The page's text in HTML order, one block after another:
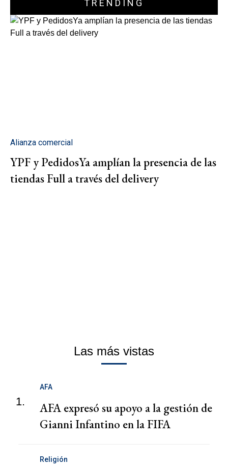
TRENDING
Alianza comercial
YPF y PedidosYa amplían la presencia de las
tiendas Full a través del delivery
Las más vistas
1.
AFA
AFA expresó su apoyo a la gestión de
Gianni Infantino en la FIFA
Religión